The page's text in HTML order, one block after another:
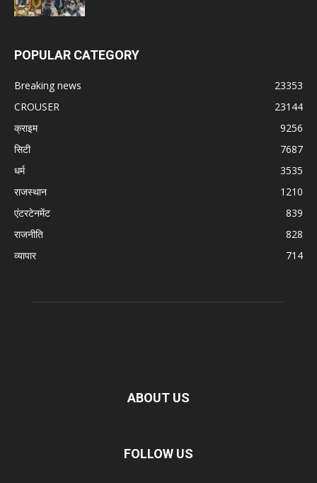
POPULAR CATEGORY
Breaking news
23353
CROUSER
23144
क्राइम
9256
सिटी
7687
धर्म
3535
राजस्थान
1210
एंटरटेनमेंट
839
राजनीति
828
व्यापार
714
ABOUT US
FOLLOW US